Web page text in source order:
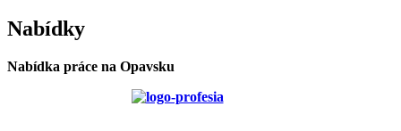
Nabídky
Nabídka práce na Opavsku